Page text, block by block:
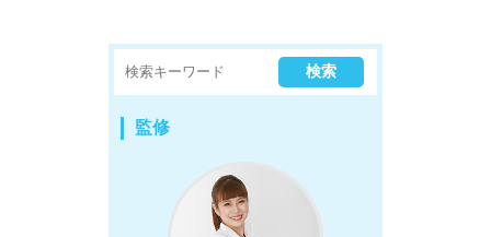
監修